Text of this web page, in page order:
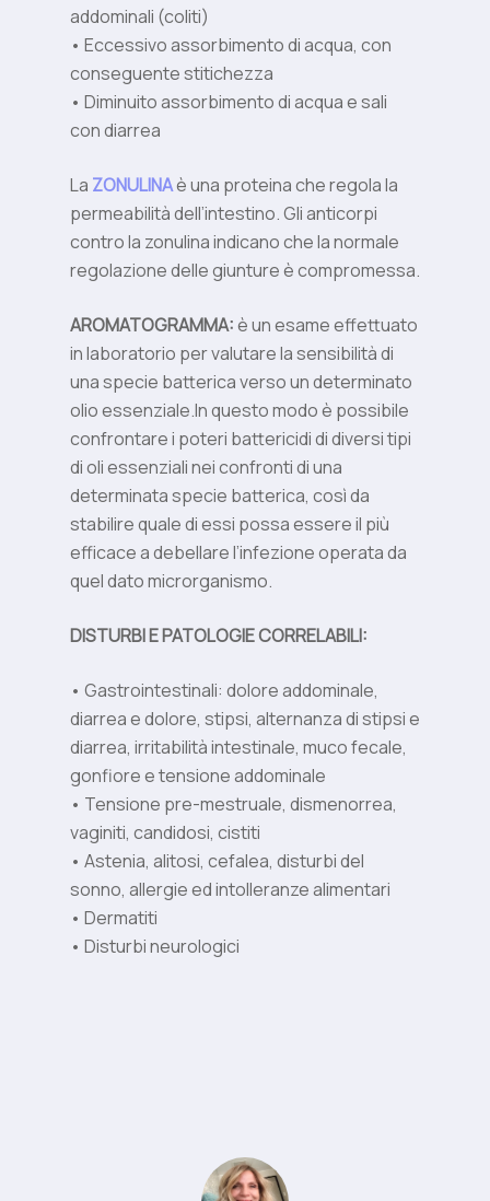
addominali (coliti)
• Eccessivo assorbimento di acqua, con
conseguente stitichezza
• Diminuito assorbimento di acqua e sali
con diarrea
La ZONULINAè una proteina che regola la
permeabilità dell’intestino. Gli anticorpi
contro la zonulina indicano che la normale
regolazione delle giunture è compromessa.
AROMATOGRAMMA:è un esame effettuato
in laboratorio per valutare la sensibilità di
una specie batterica verso un determinato
olio essenziale.In questo modo è possibile
confrontare i poteri battericidi di diversi tipi
di oli essenziali nei confronti di una
determinata specie batterica, così da
stabilire quale di essi possa essere il più
efficace a debellare l’infezione operata da
quel dato microrganismo.
DISTURBI E PATOLOGIE CORRELABILI:
• Gastrointestinali: dolore addominale,
diarrea e dolore, stipsi, alternanza di stipsi e
diarrea, irritabilità intestinale, muco fecale,
gonfiore e tensione addominale
• Tensione pre-mestruale, dismenorrea,
vaginiti, candidosi, cistiti
• Astenia, alitosi, cefalea, disturbi del
sonno, allergie ed intolleranze alimentari
• Dermatiti
• Disturbi neurologici